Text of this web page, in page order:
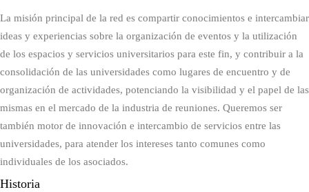
La misión principal de la red es compartir conocimientos e intercambiar
ideas y experiencias sobre la organización de eventos y la utilización
de los espacios y servicios universitarios para este fin, y contribuir a la
consolidación de las universidades como lugares de encuentro y de
organización de actividades, potenciando la visibilidad y el papel de las
mismas en el mercado de la industria de reuniones. Queremos ser
también motor de innovación e intercambio de servicios entre las
universidades, para atender los intereses tanto comunes como
individuales de los asociados.
Historia